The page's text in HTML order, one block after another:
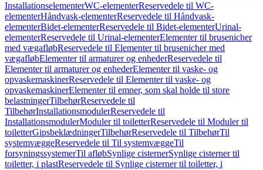
InstallationselementerWC-elementerReservedele til WC-
elementerHåndvask-elementerReservedele til Håndvask-
elementerBidet-elementerReservedele til Bidet-elementerUrinal-
elementerReservedele til Urinal-elementerElementer til brusenicher
med vægafløbReservedele til Elementer til brusenicher med
vægafløbElementer til armaturer og enhederReservedele til
Elementer til armaturer og enhederElementer til vaske- og
opvaskemaskinerReservedele til Elementer til vaske- og
opvaskemaskinerElementer til emner, som skal holde til store
belastningerTilbehørReservedele til
TilbehørInstallationsmodulerReservedele til
InstallationsmodulerModuler til toiletterReservedele til Moduler til
toiletterGipsbeklædningerTilbehørReservedele til TilbehørTil
systemvæggeReservedele til Til systemvæggeTil
forsyningssystemerTil afløbSynlige cisternerSynlige cisterner til
toiletter, i plastReservedele til Synlige cisterner til toiletter, i